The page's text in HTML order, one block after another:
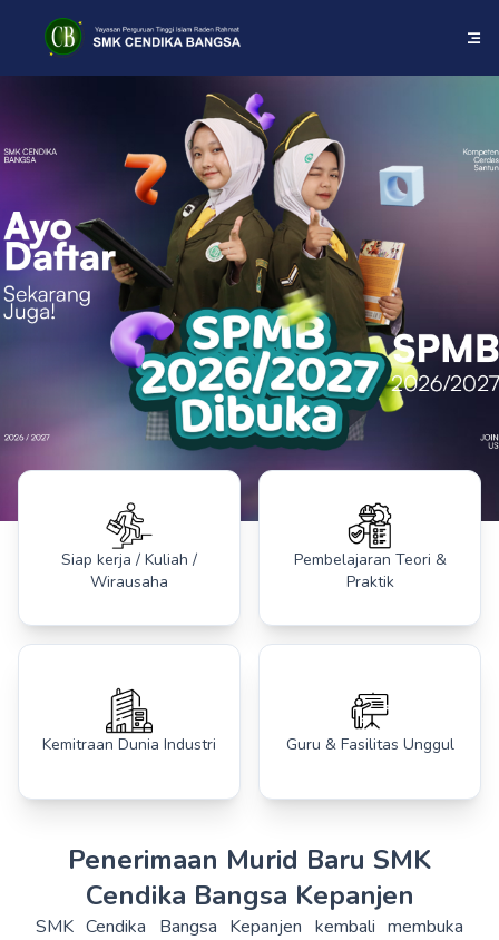
Siap kerja / Kuliah /
Wirausaha
Pembelajaran Teori &
Praktik
Kemitraan Dunia Industri Guru & Fasilitas Unggul
Penerimaan Murid Baru SMK
Cendika Bangsa Kepanjen
SMK Cendika Bangsa Kepanjen kembali membuka